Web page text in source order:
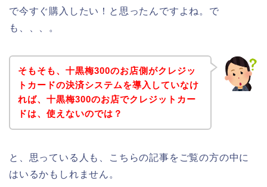
で今すぐ購入したい！と思ったんですよね。で
も、、、。
そもそも、十黒梅300のお店側がクレジッ
トカードの決済システムを導入していなけ
れば、十黒梅300のお店でクレジットカー
ドは、使えないのでは？
と、思っている人も、こちらの記事をご覧の方の中に
はいるかもしれません。